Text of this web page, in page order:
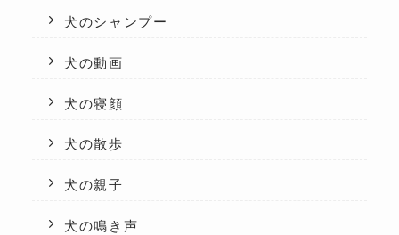
犬のシャンプー
犬の動画
犬の寝顔
犬の散歩
犬の親子
犬の鳴き声